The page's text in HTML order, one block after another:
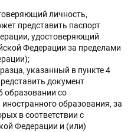
личность,
представить паспорт
удостоверяющий
Федерации за пределами
указанный в пункте 4
документ
образовании со
образования, за
в соответствии с
Федерации и (или)